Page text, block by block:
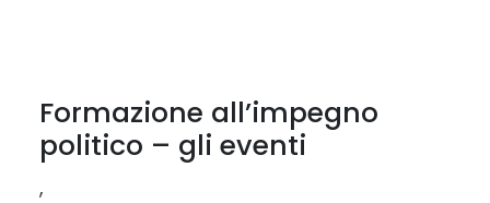
Formazione all’impegno
politico – gli eventi
,